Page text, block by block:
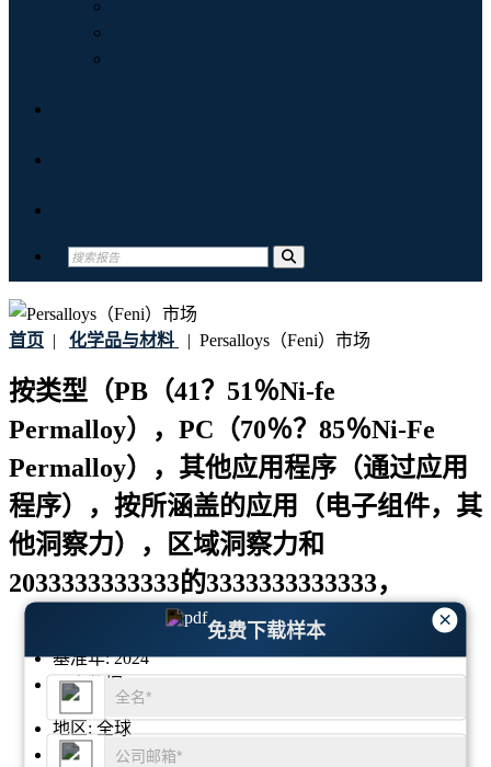
首页 | 化学品与材料 | Persalloys（Feni）市场
按类型（PB（41？51％Ni-fe
Permalloy），PC（70％？85％Ni-Fe
Permalloy），其他应用程序（通过应用
程序），按所涵盖的应用（电子组件，其
他洞察力），区域洞察力和
2033333333333的3333333333333，
06-March-2025
基准年:2024
历史数据:
地区: 全球
格式:
PDF
×
免费下载样本